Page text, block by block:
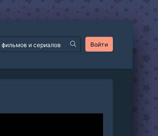
Войти